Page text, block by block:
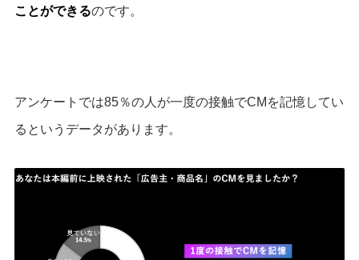
ことができるのです。
アンケートでは85％の人が一度の接触でCMを記憶してい
るというデータがあります。